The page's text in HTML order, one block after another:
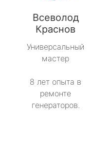
Всеволод
Краснов
Универсальный
мастер
8 лет опыта в
ремонте
генераторов.